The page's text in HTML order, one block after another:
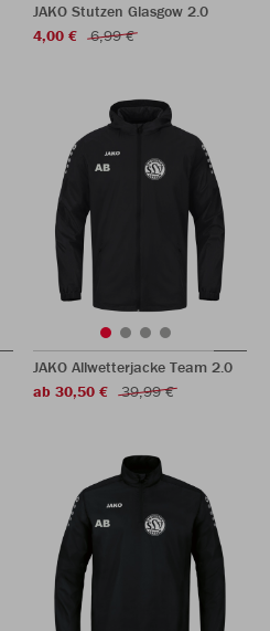
JAKO Stutzen Glasgow 2.0
4,00 €
6,99 €
JAKO Allwetterjacke Team 2.0
ab 30,50 €
39,99 €